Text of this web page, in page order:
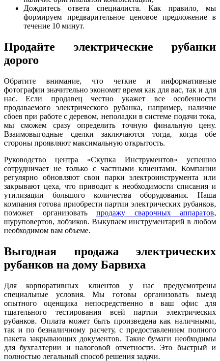
Дождитесь ответа специалиста. Как правило, мы
формируем предварительное ценовое предложение в
течение 10 минут.
Продайте электрические рубанки
дорого
Обратите внимание, что четкие и информативные
фотографии значительно экономят время как для вас, так и для
нас. Если продавец честно укажет все особенности
продаваемого электрического рубанка, например, наличие
сбоев при работе с деревом, неполадки в системе подачи тока,
мы сможем сразу определить точную финальную цену.
Взаимовыгодные сделки заключаются тогда, когда обе
стороны проявляют максимальную открытость.
Руководство центра «Скупка Инструментов» успешно
сотрудничает не только с частными клиентами. Компании
регулярно обновляют свои парки электроинструмента или
закрывают цеха, что приводит к необходимости списания и
утилизации большого количества оборудования. Наша
компания готова приобрести партии электрических рубанков,
поможет организовать продажу сварочных аппаратов,
шуруповертов, лобзиков. Выкупаем инструментарий в любом
необходимом вам объеме.
Выгодная продажа электрических
рубанков на дому Барвиха
Для корпоративных клиентов у нас предусмотрены
специальные условия. Мы готовы организовать выезд
опытного оценщика непосредственно в ваш офис для
тщательного тестирования всей партии электрических
рубанков. Оплата может быть произведена как наличными,
так и по безналичному расчету, с предоставлением полного
пакета закрывающих документов. Такие бумаги необходимы
для бухгалтерии и налоговой отчетности. Это быстрый и
полностью легальный способ решения задачи.